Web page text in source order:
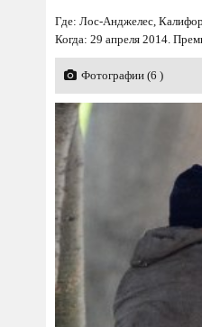
Где: Лос-Анджелес,
Когда: 29 апреля 2014.
Фотографии (6 )